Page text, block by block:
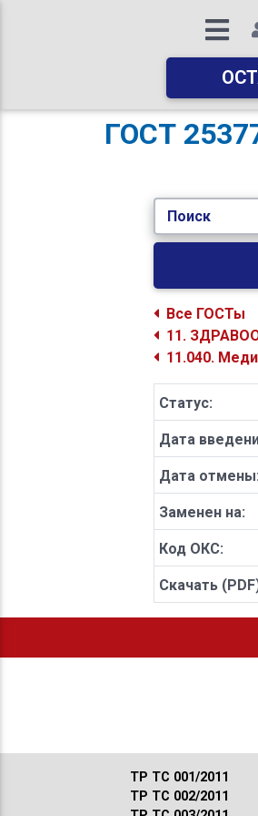
ГОСТ
Поиск
Все ГОСТы
11.
11.040.
Статус:
Дата
Дата отмены:
Заменен на:
Код ОКС:
Скачать
ТР ТС 001/2011
ТР ТС 002/2011